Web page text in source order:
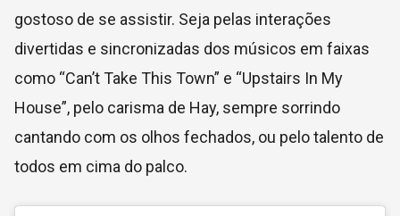
gostoso de se assistir. Seja pelas interações
divertidas e sincronizadas dos músicos em faixas
como “Can’t Take This Town” e “Upstairs In My
House”, pelo carisma de Hay, sempre sorrindo
cantando com os olhos fechados, ou pelo talento de
todos em cima do palco.